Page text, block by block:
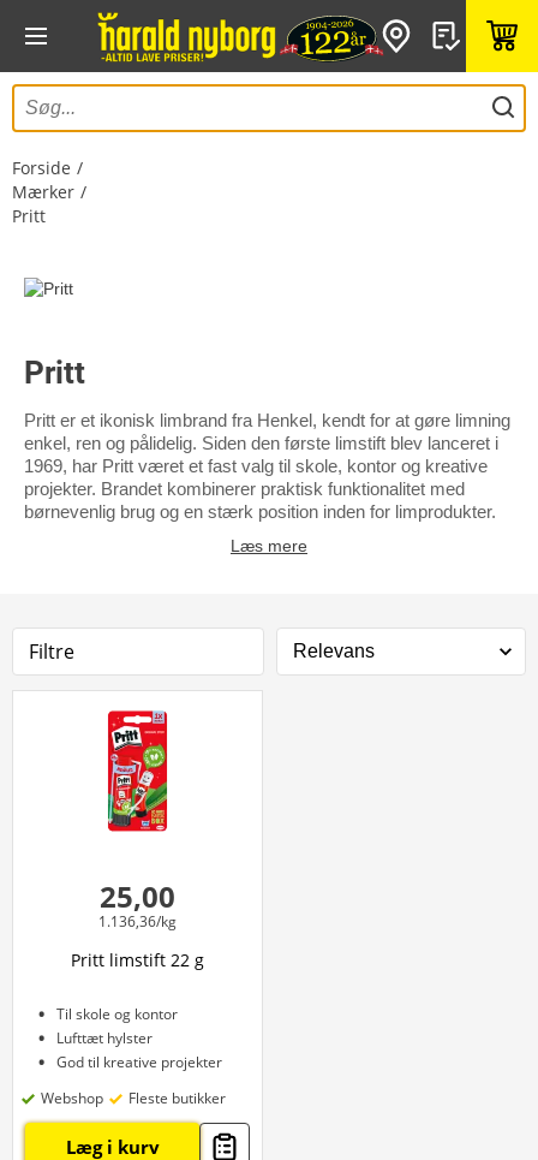
Forside
Mærker
Pritt
Pritt
Pritt er et ikonisk limbrand fra Henkel, kendt for at gøre limning
enkel, ren og pålidelig. Siden den første limstift blev lanceret i
1969, har Pritt været et fast valg til skole, kontor og kreative
projekter. Brandet kombinerer praktisk funktionalitet med
børnevenlig brug og en stærk position inden for limprodukter.
Læs mere
Filtre
25,00
1.136,36/kg
Pritt limstift 22 g
Til skole og kontor
Lufttæt hylster
God til kreative projekter
Webshop
Fleste butikker
Læg i kurv